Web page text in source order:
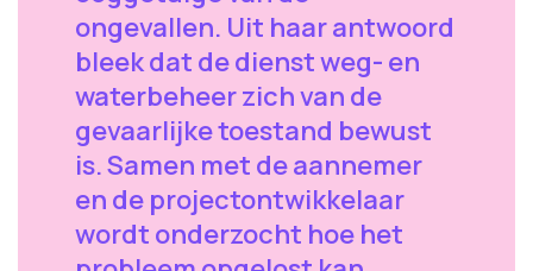
ongevallen. Uit haar antwoord
bleek dat de dienst weg- en
waterbeheer zich van de
gevaarlijke toestand bewust
is. Samen met de aannemer
en de projectontwikkelaar
wordt onderzocht hoe het